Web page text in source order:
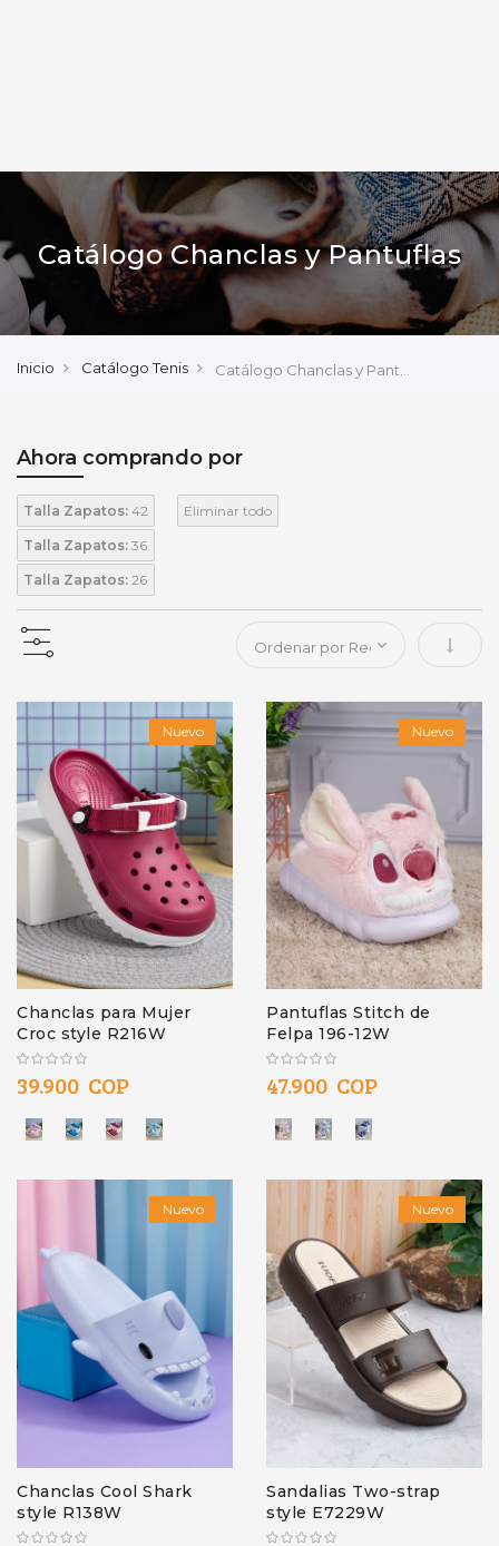
Catálogo Chanclas y Pantuflas
Inicio Catálogo Tenis
Ahora comprando por
Talla Zapatos: 42
Talla Zapatos: 36
Talla Zapatos: 26
Eliminar todo
Fijar
Nuevo
Chanclas para Mujer
Croc style R216W
39.900 COP
Nuevo
Pantuflas Stitch de
Felpa 196-12W
47.900 COP
Nuevo
Chanclas Cool Shark
style R138W
Nuevo
Sandalias Two-strap
style E7229W